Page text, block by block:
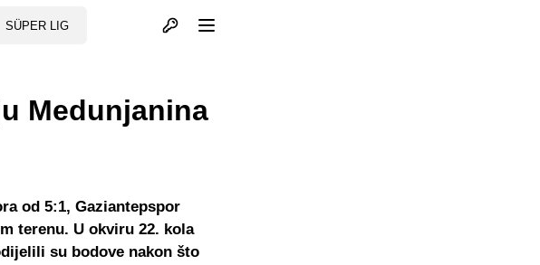
SÜPER LIG Otvori profil
Medunjanina
od 5:1, Gaziantepspor
terenu. U okviru 22. kola
su bodove nakon što